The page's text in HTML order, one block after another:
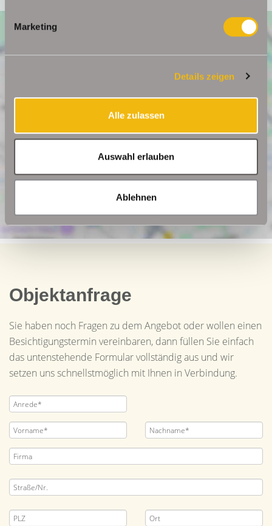
Marketing
Details zeigen
Alle zulassen
Auswahl erlauben
Ablehnen
Objektanfrage
Sie haben noch Fragen zu dem Angebot oder wollen einen
Besichtigungstermin vereinbaren, dann füllen Sie einfach
das untenstehende Formular vollständig aus und wir
setzen uns schnellstmöglich mit Ihnen in Verbindung.